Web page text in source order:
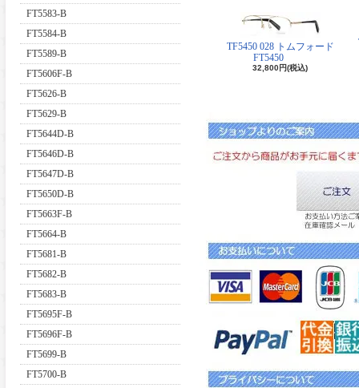
FT5583-B
FT5584-B
FT5589-B
FT5606F-B
FT5626-B
FT5629-B
FT5644D-B
FT5646D-B
FT5647D-B
FT5650D-B
FT5663F-B
FT5664-B
FT5681-B
FT5682-B
FT5683-B
FT5695F-B
FT5696F-B
FT5699-B
FT5700-B
TF5450 028 トムフォード
FT5450
32,800円(税込)